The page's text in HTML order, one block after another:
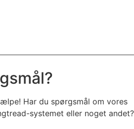
Har du spørgsmål om vores
systemet eller noget andet?